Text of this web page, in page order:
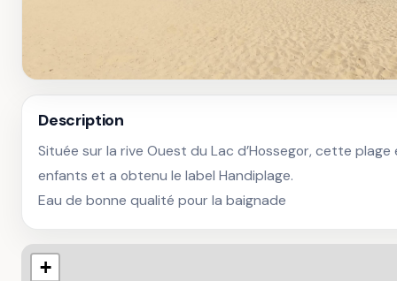
Description
Située sur la rive Ouest du Lac d’Hossegor, cette
enfants et a obtenu le label Handiplage.
Eau de bonne qualité pour la baignade
+